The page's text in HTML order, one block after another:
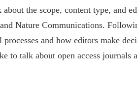
the scope, content type, and
Nature Communications.
and how editors make
to talk about open access journals